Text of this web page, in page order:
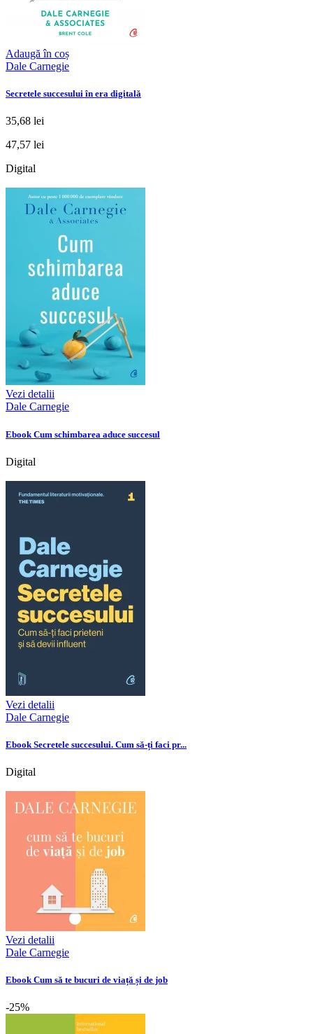
Adaugă în coș
Dale Carnegie
Secretele succesului în era digitală
35,68 lei
47,57 lei
Digital
Vezi detalii
Dale Carnegie
Ebook Cum schimbarea aduce succesul
Digital
Vezi detalii
Dale Carnegie
Ebook Secretele succesului. Cum să-ți faci pr...
Digital
Vezi detalii
Dale Carnegie
Ebook Cum să te bucuri de viață și de job
-25%